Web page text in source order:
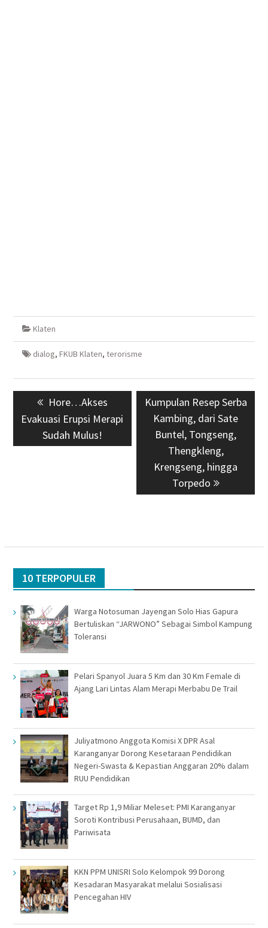
Klaten
dialog, FKUB Klaten, terorisme
Navigasi
Previous
post:
Hore…Akses
Evakuasi Erupsi Merapi
Sudah Mulus!
Next
post:
Kumpulan Resep Serba
Kambing, dari Sate
Buntel, Tongseng,
Thengkleng,
Krengseng, hingga
Torpedo
10 TERPOPULER
Warga Notosuman Jayengan Solo Hias Gapura
Bertuliskan “JARWONO” Sebagai Simbol Kampung
Toleransi
Pelari Spanyol Juara 5 Km dan 30 Km Female di
Ajang Lari Lintas Alam Merapi Merbabu De Trail
Juliyatmono Anggota Komisi X DPR Asal
Karanganyar Dorong Kesetaraan Pendidikan
Negeri-Swasta & Kepastian Anggaran 20% dalam
RUU Pendidikan
Target Rp 1,9 Miliar Meleset: PMI Karanganyar
Soroti Kontribusi Perusahaan, BUMD, dan
Pariwisata
KKN PPM UNISRI Solo Kelompok 99 Dorong
Kesadaran Masyarakat melalui Sosialisasi
Pencegahan HIV